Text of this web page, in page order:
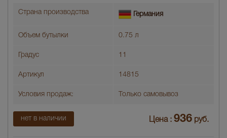
Страна производства Германия
Объем бутылки 0.75 л
Градус 11
Артикул 14815
Условия продаж: Только самовывоз
нет в наличии Цена : 936 руб.